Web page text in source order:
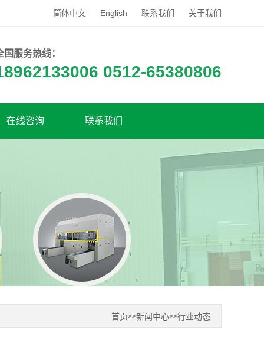
简体中文 English 联系我们 关于我们
国服务热线：
0512-65380806
在线咨询 联系我们
首页>>新闻中心>>行业动态